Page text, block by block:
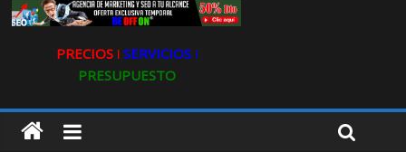
PRECIOS ǀ SERVICIOS ǀ
PRESUPUESTO